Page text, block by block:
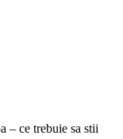
– ce trebuie sa stii